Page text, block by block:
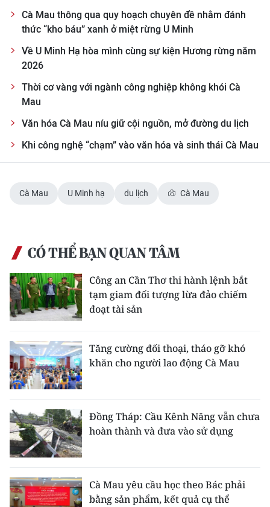
Cà Mau thông qua quy hoạch chuyên đề nhằm đánh
thức “kho báu” xanh ở miệt rừng U Minh
Về U Minh Hạ hòa mình cùng sự kiện Hương rừng năm
2026
Thời cơ vàng với ngành công nghiệp không khói Cà
Mau
Văn hóa Cà Mau níu giữ cội nguồn, mở đường du lịch
Khi công nghệ “chạm” vào văn hóa và sinh thái Cà Mau
Cà Mau U Minh hạ du lịch Cà Mau
CÓ THỂ BẠN QUAN TÂM
Công an Cần Thơ thi hành lệnh bắt
tạm giam đối tượng lừa đảo chiếm
đoạt tài sản
Tăng cường đối thoại, tháo gỡ khó
khăn cho người lao động Cà Mau
Đồng Tháp: Cầu Kênh Năng vẫn chưa
hoàn thành và đưa vào sử dụng
Cà Mau yêu cầu học theo Bác phải
bằng sản phẩm, kết quả cụ thể